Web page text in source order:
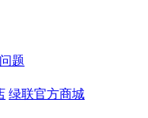
题
绿联官方商城